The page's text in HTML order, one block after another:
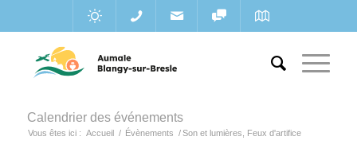
Calendrier des événements
Vous êtes ici : Accueil / Évènements / Son et lumières, Feux d'artifice